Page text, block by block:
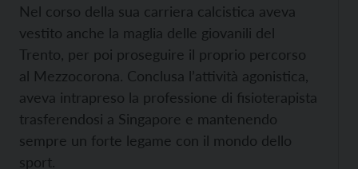
Nel corso della sua carriera calcistica aveva
vestito anche la maglia delle giovanili del
Trento, per poi proseguire il proprio percorso
al Mezzocorona. Conclusa l’attività agonistica,
aveva intrapreso la professione di fisioterapista
trasferendosi a Singapore e mantenendo
sempre un forte legame con il mondo dello
sport.